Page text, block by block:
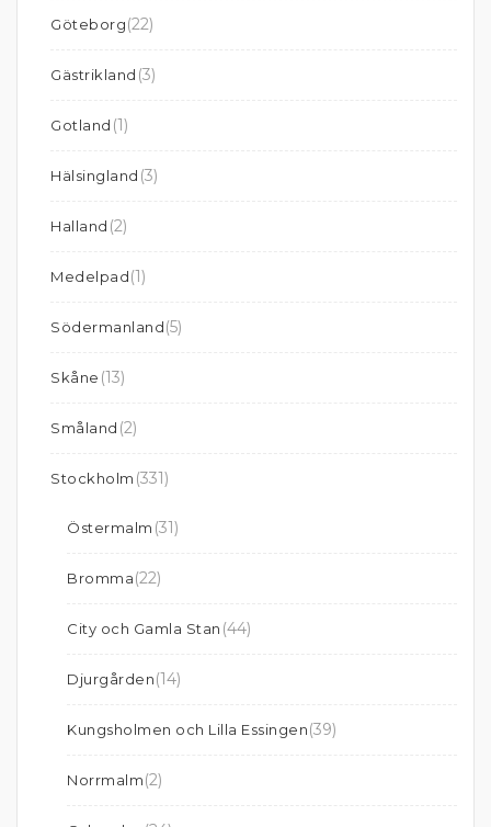
Göteborg(22)
Gästrikland (3)
Gotland (1)
Hälsingland (3)
Halland (2)
Medelpad(1)
Södermanland(5)
Skåne (13)
Småland (2)
Stockholm (331)
Östermalm (31)
Bromma(22)
City och Gamla Stan (44)
Djurgården(14)
Kungsholmen och Lilla Essingen(39)
Norrmalm(2)